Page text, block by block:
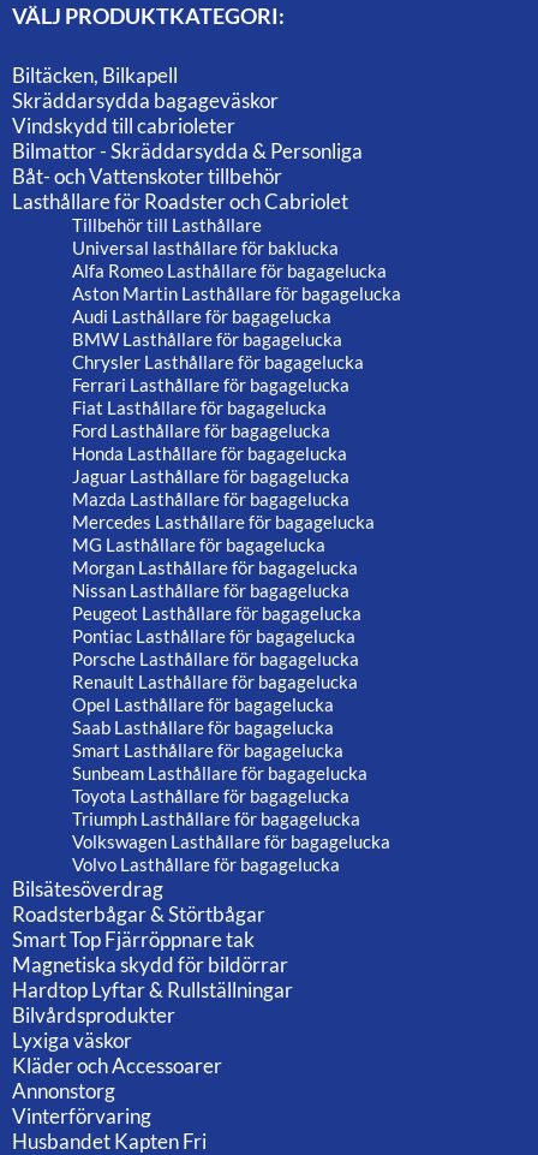
VÄLJ PRODUKTKATEGORI:
Biltäcken, Bilkapell
Skräddarsydda bagageväskor
Vindskydd till cabrioleter
Bilmattor - Skräddarsydda & Personliga
Båt- och Vattenskoter tillbehör
Lasthållare för Roadster och Cabriolet
Tillbehör till Lasthållare
Universal lasthållare för baklucka
Alfa Romeo Lasthållare för bagagelucka
Aston Martin Lasthållare för bagagelucka
Audi Lasthållare för bagagelucka
BMW Lasthållare för bagagelucka
Chrysler Lasthållare för bagagelucka
Ferrari Lasthållare för bagagelucka
Fiat Lasthållare för bagagelucka
Ford Lasthållare för bagagelucka
Honda Lasthållare för bagagelucka
Jaguar Lasthållare för bagagelucka
Mazda Lasthållare för bagagelucka
Mercedes Lasthållare för bagagelucka
MG Lasthållare för bagagelucka
Morgan Lasthållare för bagagelucka
Nissan Lasthållare för bagagelucka
Peugeot Lasthållare för bagagelucka
Pontiac Lasthållare för bagagelucka
Porsche Lasthållare för bagagelucka
Renault Lasthållare för bagagelucka
Opel Lasthållare för bagagelucka
Saab Lasthållare för bagagelucka
Smart Lasthållare för bagagelucka
Sunbeam Lasthållare för bagagelucka
Toyota Lasthållare för bagagelucka
Triumph Lasthållare för bagagelucka
Volkswagen Lasthållare för bagagelucka
Volvo Lasthållare för bagagelucka
Bilsätesöverdrag
Roadsterbågar & Störtbågar
Smart Top Fjärröppnare tak
Magnetiska skydd för bildörrar
Hardtop Lyftar & Rullställningar
Bilvårdsprodukter
Lyxiga väskor
Kläder och Accessoarer
Annonstorg
Vinterförvaring
Husbandet Kapten Fri